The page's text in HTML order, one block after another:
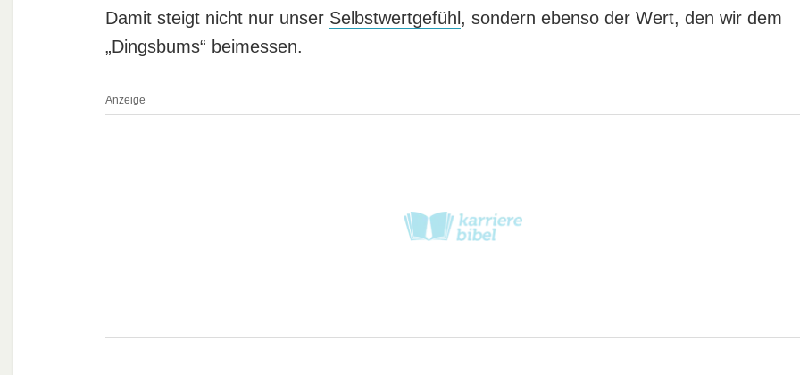
Damit steigt nicht nur unser Selbstwertgefühl, sondern ebenso der Wert, den wir dem
„Dingsbums“ beimessen.
Anzeige